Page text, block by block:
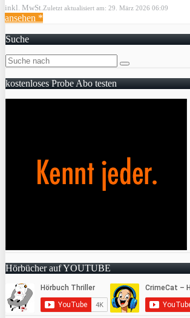
inkl. MwSt. Zuletzt aktualisiert am: 29. März 2026 06:09
ansehen *
Suche
kostenloses Probe Abo testen
Hörbücher auf YOUTUBE